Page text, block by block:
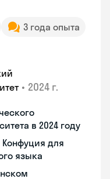
3 года опыта
• 2024 г.
в 2024 году
Конфуция для
языка